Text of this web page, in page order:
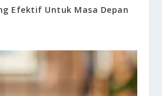
Efektif Untuk Masa Depan